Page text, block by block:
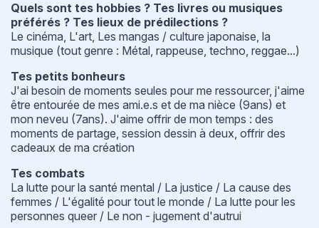
Quels sont tes hobbies ? Tes livres ou musiques
préférés ? Tes lieux de prédilections ?
Le cinéma, L'art, Les mangas / culture japonaise, la
musique (tout genre : Métal, rappeuse, techno, reggae...)
Tes petits bonheurs
J'ai besoin de moments seules pour me ressourcer, j'aime
être entourée de mes ami.e.s et de ma nièce (9ans) et
mon neveu (7ans). J'aime offrir de mon temps : des
moments de partage, session dessin à deux, offrir des
cadeaux de ma création
Tes combats
La lutte pour la santé mental / La justice / La cause des
femmes / L'égalité pour tout le monde / La lutte pour les
personnes queer / Le non - jugement d'autrui